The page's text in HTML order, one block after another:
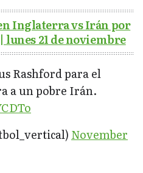
Inglaterra vs Irán por
lunes 21 de noviembre
Rashford para el
a un pobre Irán.
November